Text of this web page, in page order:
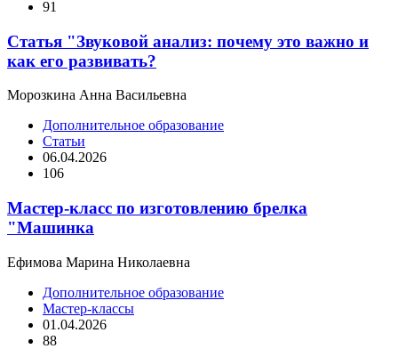
91
Статья "Звуковой анализ: почему это важно и
как его развивать?
Морозкина Анна Васильевна
Дополнительное образование
Статьи
06.04.2026
106
Мастер-класс по изготовлению брелка
"Машинка
Ефимова Марина Николаевна
Дополнительное образование
Мастер-классы
01.04.2026
88